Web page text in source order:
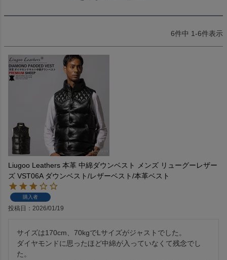
6件中 1-6件表示
Liugoo Leathers 本革 中綿ダウンベスト メンズ リューグーレザー
ズ VST06A ダウンベスト/レザーベスト/本革ベスト
購入者
投稿日 2026/01/19
サイズは170cm、70kgでLサイズがジャストでした。
ダイヤモンドに思ったほど中綿が入っていなくて残念でし
た。